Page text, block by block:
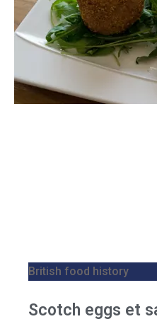
British food history
Scotch eggs et